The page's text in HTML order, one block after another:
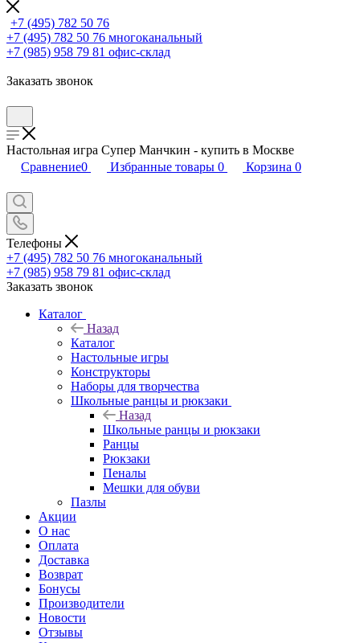
+7 (495) 782 50 76
+7 (495) 782 50 76 многоканальный
+7 (985) 958 79 81 офис-склад
Заказать звонок
Настольная игра Супер Манчкин - купить в Москве
Сравнение0 Избранные товары 0 Корзина 0
Телефоны
+7 (495) 782 50 76 многоканальный
+7 (985) 958 79 81 офис-склад
Заказать звонок
Каталог
Назад
Каталог
Настольные игры
Конструкторы
Наборы для творчества
Школьные ранцы и рюкзаки
Назад
Школьные ранцы и рюкзаки
Ранцы
Рюкзаки
Пеналы
Мешки для обуви
Пазлы
Акции
О нас
Оплата
Доставка
Возврат
Бонусы
Производители
Новости
Отзывы